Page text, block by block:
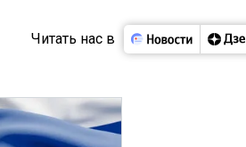
Читать нас в